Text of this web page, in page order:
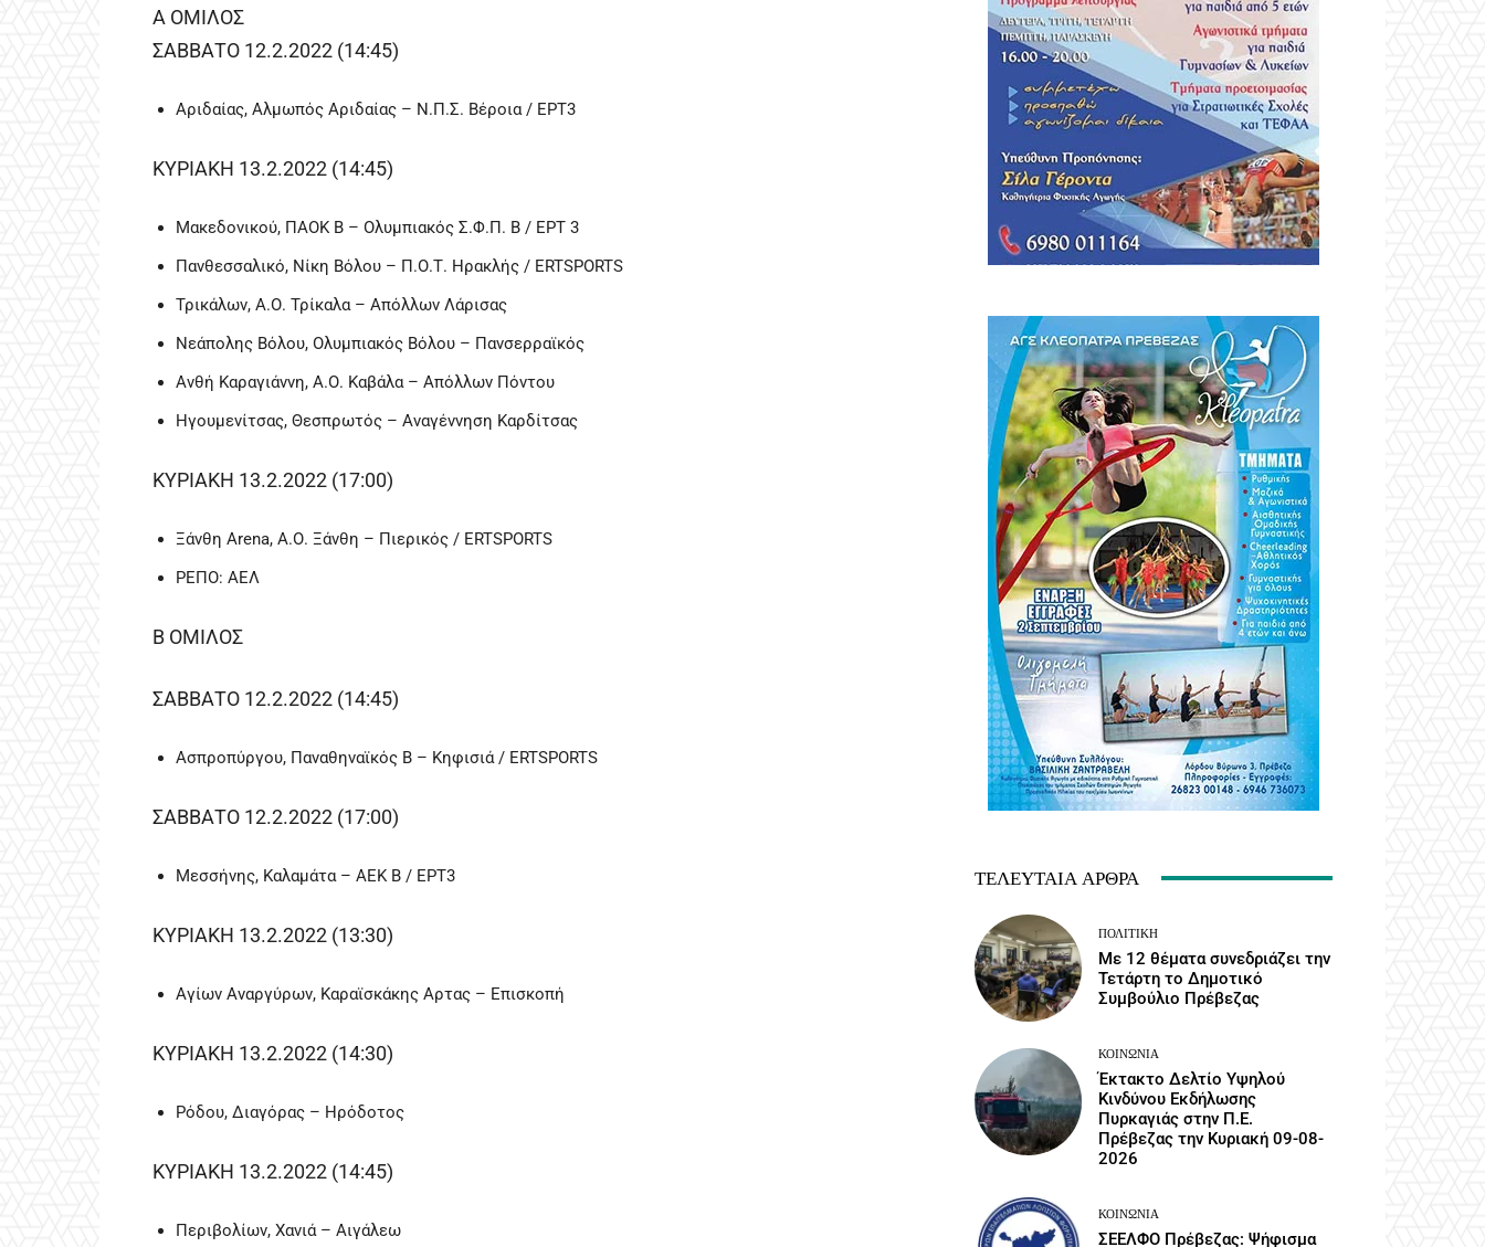
Α ΟΜΙΛΟΣ
ΣΑΒΒΑΤΟ 12.2.2022 (14:45)
Αριδαίας, Αλμωπός Αριδαίας – Ν.Π.Σ. Βέροια / ΕΡΤ3
ΚΥΡΙΑΚΗ 13.2.2022 (14:45)
Μακεδονικού, ΠΑΟΚ Β – Ολυμπιακός Σ.Φ.Π. Β / ΕΡΤ 3
Πανθεσσαλικό, Νίκη Βόλου – Π.Ο.Τ. Ηρακλής / ERTSPORTS
Τρικάλων, Α.Ο. Τρίκαλα – Απόλλων Λάρισας
Νεάπολης Βόλου, Ολυμπιακός Βόλου – Πανσερραϊκός
Ανθή Καραγιάννη, Α.Ο. Καβάλα – Απόλλων Πόντου
Ηγουμενίτσας, Θεσπρωτός – Αναγέννηση Καρδίτσας
ΚΥΡΙΑΚΗ 13.2.2022 (17:00)
Ξάνθη Arena, Α.Ο. Ξάνθη – Πιερικός / ERTSPORTS
ΡΕΠΟ: ΑΕΛ
Β ΟΜΙΛΟΣ
ΣΑΒΒΑΤΟ 12.2.2022 (14:45)
Ασπροπύργου, Παναθηναϊκός Β – Κηφισιά / ERTSPORTS
ΣΑΒΒΑΤΟ 12.2.2022 (17:00)
Μεσσήνης, Καλαμάτα – ΑΕΚ Β / ΕΡΤ3
ΚΥΡΙΑΚΗ 13.2.2022 (13:30)
Αγίων Αναργύρων, Καραϊσκάκης Αρτας – Επισκοπή
ΚΥΡΙΑΚΗ 13.2.2022 (14:30)
Ρόδου, Διαγόρας – Ηρόδοτος
ΚΥΡΙΑΚΗ 13.2.2022 (14:45)
Περιβολίων, Χανιά – Αιγάλεω
ΤΕΛΕΥΤΑΊΑ ΆΡΘΡΑ
ΠΟΛΙΤΙΚΉ
Με 12 θέματα συνεδριάζει την
Τετάρτη το Δημοτικό
Συμβούλιο Πρέβεζας
ΚΟΙΝΩΝΙΑ
Έκτακτο Δελτίο Υψηλού
Κινδύνου Εκδήλωσης
Πυρκαγιάς στην Π.Ε.
Πρέβεζας την Κυριακή 09-08-
2026
ΚΟΙΝΩΝΙΑ
ΣΕΕΛΦΟ Πρέβεζας: Ψήφισμα